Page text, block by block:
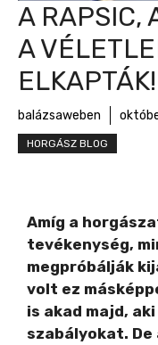
A RAPSIC,
A
ELKAPTÁK!
balázsaweben
HORGÁSZ BLOG
Amíg a
tevékenység,
megpróbálják
volt ez
is akad majd,
szabályokat.